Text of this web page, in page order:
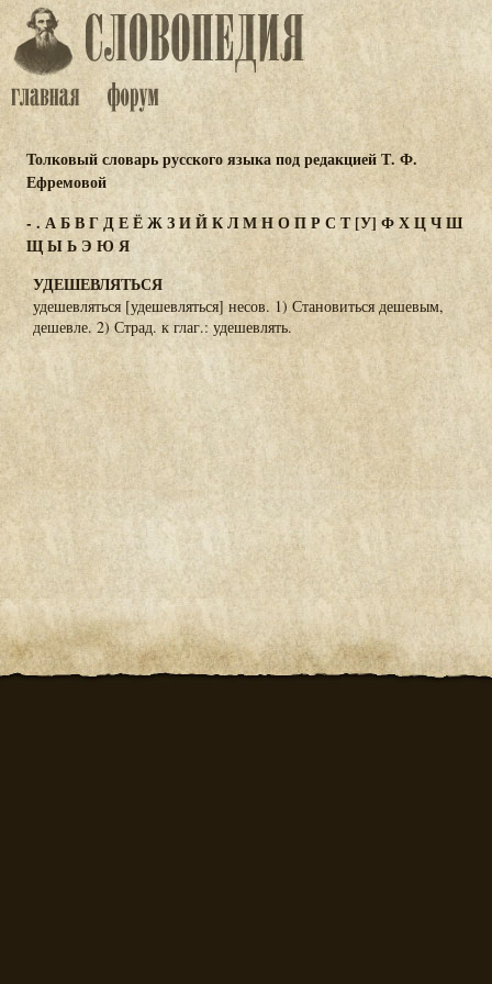
Толковый словарь русского языка под редакцией Т. Ф.
Ефремовой
- . АБВГДЕЁЖЗИЙКЛМНОПР С Т[У] ФХЦЧШ
ЩЫЬЭ ЮЯ
УДЕШЕВЛЯТЬСЯ
удешевляться [удешевляться] несов. 1) Становиться дешевым,
дешевле. 2) Страд. к глаг.: удешевлять.